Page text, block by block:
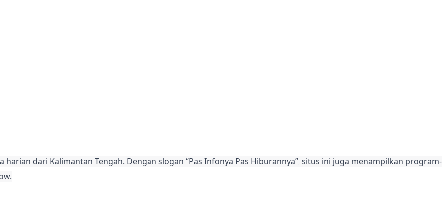
dari Kalimantan Tengah. Dengan slogan “Pas Infonya Pas Hiburannya”, situs ini juga menampilkan program-